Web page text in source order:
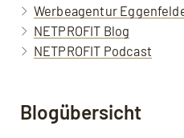
Werbeagentur
NETPROFIT Blog
NETPROFIT Podcast
Blogübersicht